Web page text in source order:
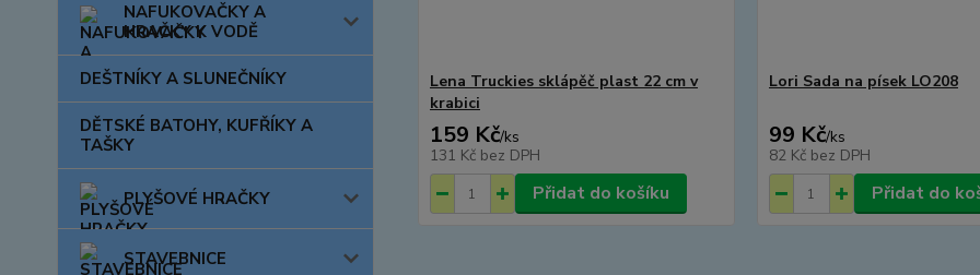
NAFUKOVAČKY A
HRAČKY K VODĚ
DEŠTNÍKY A SLUNEČNÍKY
DĚTSKÉ BATOHY, KUFŘÍKY A
TAŠKY
PLYŠOVÉ HRAČKY
STAVEBNICE
Lena Truckies sklápěč plast 22 cm v
krabici
159 Kč/ks
131 Kč bez DPH
Přidat do košíku
Lori Sada na písek LO208
99 Kč/ks
82 Kč bez DPH
Přidat do